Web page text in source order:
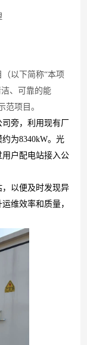
（以下简称“本项
、可靠的能
范项目。
旁，利用现有厂
约为8340kW。光
户配电站接入公
以便及时发现异
维效率和质量，